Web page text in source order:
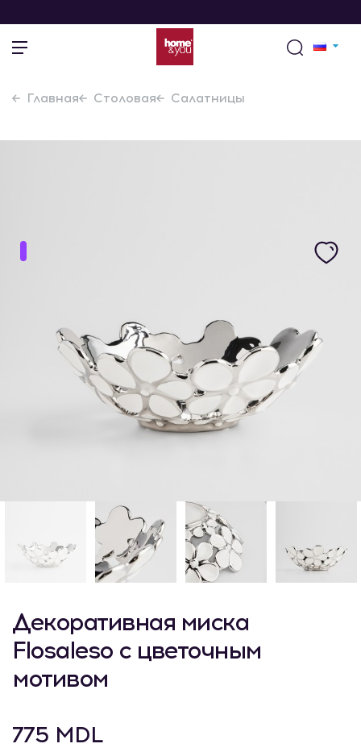
Главная Столовая Салатницы
Декоративная миска
Flosaleso с цветочным
мотивом
775 MDL